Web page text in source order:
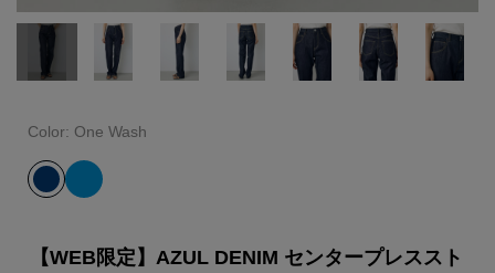
Color: One Wash
【WEB限定】AZUL DENIM センタープレススト